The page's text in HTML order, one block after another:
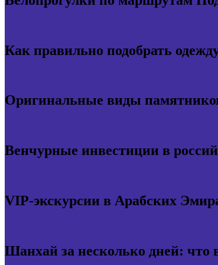
Как правильно подобрать
Оригинальные виды
Венчурные инвестиции в
VIP-экскурсии в Арабских
Шанхай за несколько дней: что